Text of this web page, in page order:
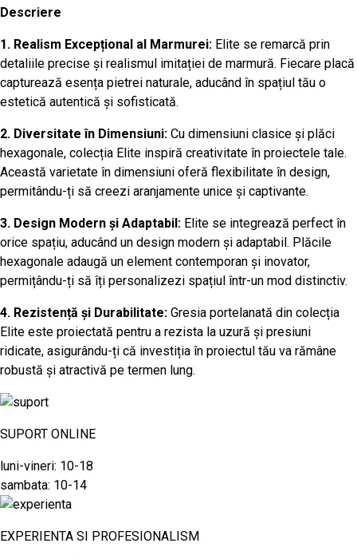
Descriere
1. Realism Excepțional al Marmurei: Elite se remarcă prin
detaliile precise și realismul imitației de marmură. Fiecare placă
capturează esența pietrei naturale, aducând în spațiul tău o
estetică autentică și sofisticată.
2. Diversitate în Dimensiuni: Cu dimensiuni clasice și plăci
hexagonale, colecția Elite inspiră creativitate în proiectele tale.
Această varietate în dimensiuni oferă flexibilitate în design,
permitându-ți să creezi aranjamente unice și captivante.
3. Design Modern și Adaptabil: Elite se integrează perfect în
orice spațiu, aducând un design modern și adaptabil. Plăcile
hexagonale adaugă un element contemporan și inovator,
permițându-ți să îți personalizezi spațiul într-un mod distinctiv.
4. Rezistență și Durabilitate: Gresia portelanată din colecția
Elite este proiectată pentru a rezista la uzură și presiuni
ridicate, asigurându-ți că investiția în proiectul tău va rămâne
robustă și atractivă pe termen lung.
SUPORT ONLINE
luni-vineri: 10-18
sambata: 10-14
EXPERIENTA SI PROFESIONALISM